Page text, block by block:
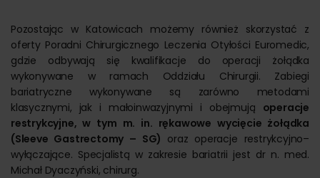
Pozostając w Katowicach możemy również skorzystać z
oferty Poradni Chirurgicznego Leczenia Otyłości Euromedic,
gdzie odbywają się kwalifikacje do operacji żołądka
wykonywane w ramach Oddziału Chirurgii. Zabiegi
bariatryczne wykonywane są zarówno metodami
klasycznymi, jak i małoinwazyjnymi i obejmują operacje
restrykcyjne, w tym m. in. rękawowe wycięcie żołądka
(Sleeve Gastrectomy – SG) oraz operacje restrykcyjno–
wyłączające. Specjalistą w zakresie bariatrii jest dr n. med.
Michał Dyaczyński, chirurg.